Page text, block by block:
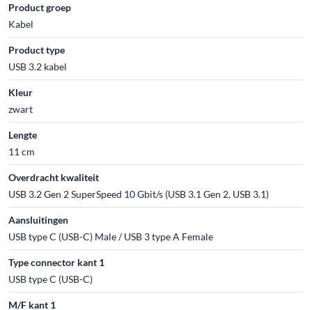
Product groep
Kabel
Product type
USB 3.2 kabel
Kleur
zwart
Lengte
11 cm
Overdracht kwaliteit
USB 3.2 Gen 2 SuperSpeed 10 Gbit/s (USB 3.1 Gen 2, USB 3.1)
Aansluitingen
USB type C (USB-C) Male / USB 3 type A Female
Type connector kant 1
USB type C (USB-C)
M/F kant 1